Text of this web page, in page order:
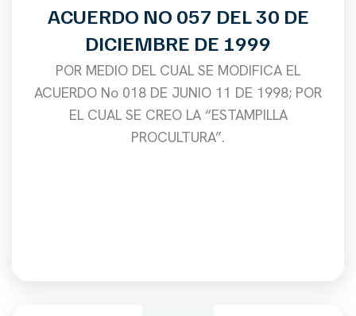
ACUERDO NO 057 DEL 30 DE
DICIEMBRE DE 1999
POR MEDIO DEL CUAL SE MODIFICA EL
ACUERDO No 018 DE JUNIO 11 DE 1998; POR
EL CUAL SE CREO LA “ESTAMPILLA
PROCULTURA”.